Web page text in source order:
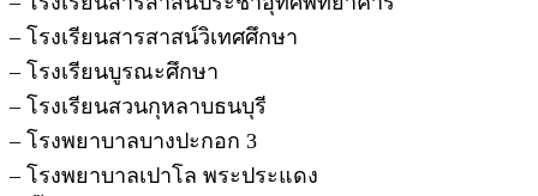
– โรงเรียนสารสาสน์วิเทศศึกษา
– โรงเรียนบูรณะศึกษา
– โรงเรียนสวนกุหลาบธนบุรี
– โรงพยาบาลบางปะกอก 3
– โรงพยาบาลเปาโล พระประแดง